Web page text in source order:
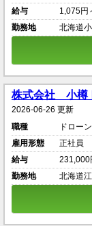
給与
1,075円
勤務地
北海道
株式会社 小樽
2026-06-26 更新
職種
ドロー
雇用形態
正社員
給与
231,000
勤務地
北海道